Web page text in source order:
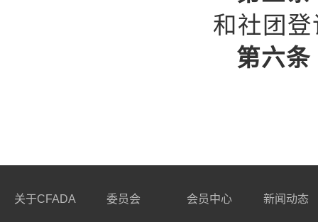
和社团
第六条
关于CFADA 委员会 会员中心 新闻动态